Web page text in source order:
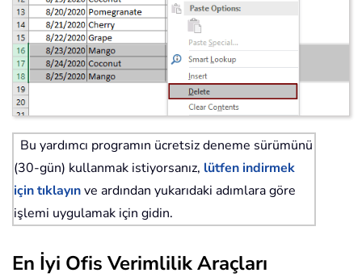
Bu yardımcı programın ücretsiz deneme sürümünü
(30-gün) kullanmak istiyorsanız, lütfen indirmek
için tıklayınve ardından yukarıdaki adımlara göre
işlemi uygulamak için gidin.
En İyi Ofis Verimlilik Araçları